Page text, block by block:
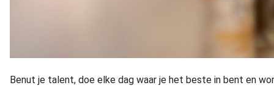
Benut je talent, doe elke dag waar je het beste in bent en